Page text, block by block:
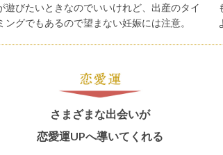
遊びたいときなのでいいけれど、出産のタイ
ングでもあるので望まない妊娠には注意。
さまざまな出会いが
恋愛運UPへ導いてくれる